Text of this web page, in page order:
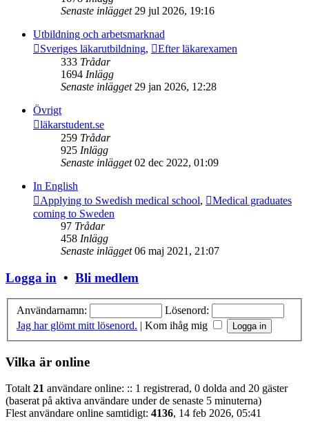
Senaste inlägget 29 jul 2026, 19:16
Utbildning och arbetsmarknad
Sveriges läkarutbildning,
Efter läkarexamen
333 Trådar
1694 Inlägg
Senaste inlägget 29 jan 2026, 12:28
Övrigt
läkarstudent.se
259 Trådar
925 Inlägg
Senaste inlägget 02 dec 2022, 01:09
In English
Applying to Swedish medical school,
Medical graduates
coming to Sweden
97 Trådar
458 Inlägg
Senaste inlägget 06 maj 2021, 21:07
Logga in • Bli medlem
Användarnamn:
Lösenord:
Jag har glömt mitt lösenord. | Kom ihåg mig
Vilka är online
Totalt21 användare online: :: 1 registrerad, 0 dolda and 20 gäster
(baserat på aktiva användare under de senaste 5 minuterna)
Flest användare online samtidigt: 4136, 14 feb 2026, 05:41